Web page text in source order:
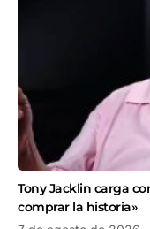
Tony Jacklin carga
comprar la historia»